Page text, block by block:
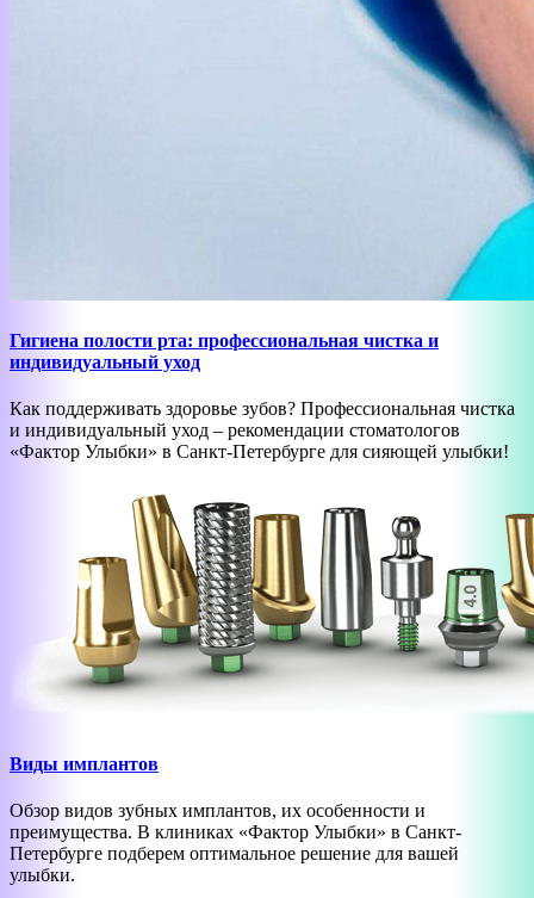
Гигиена полости рта: профессиональная чистка и
индивидуальный уход
Как поддерживать здоровье зубов? Профессиональная чистка
и индивидуальный уход – рекомендации стоматологов
«Фактор Улыбки» в Санкт-Петербурге для сияющей улыбки!
Виды имплантов
Обзор видов зубных имплантов, их особенности и
преимущества. В клиниках «Фактор Улыбки» в Санкт-
Петербурге подберем оптимальное решение для вашей
улыбки.